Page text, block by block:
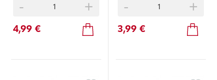
- +
4,99 €
- +
3,99 €